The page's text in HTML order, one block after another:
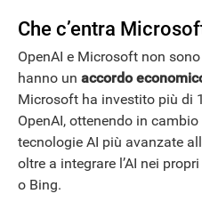
Che c’entra
OpenAI e Microsoft non
hanno un accordo
Microsoft ha investito più di
OpenAI, ottenendo in
tecnologie AI più avanzate
oltre a integrare l’AI nei
o Bing.